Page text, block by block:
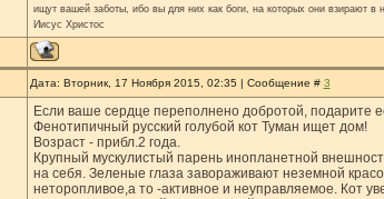
ищут вашей заботы, ибо вы для них как боги, на которых они взирают в
Иисус Христос
Дата: Вторник, 17 Ноября 2015, 02:35 | Сообщение # 3
Если ваше сердце переполнено добротой, подарите
Фенотипичный русский голубой кот Туман ищет дом!
Возраст - прибл.2 года.
Крупный мускулистый парень инопланетной
на себя. Зеленые глаза завораживают неземной
неторопливое,а то -активное и неуправляемое. Кот